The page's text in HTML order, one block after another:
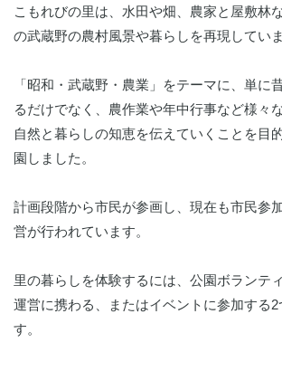
こもれびの里は、水田や畑、農家と屋敷林
の武蔵野の農村風景や暮らしを再現していま
「昭和・武蔵野・農業」をテーマに、単に
るだけでなく、農作業や年中行事など様々
自然と暮らしの知恵を伝えていくことを目
園しました。
計画段階から市民が参画し、現在も市民参
営が行われています。
里の暮らしを体験するには、公園ボランテ
運営に携わる、またはイベントに参加する2
す。